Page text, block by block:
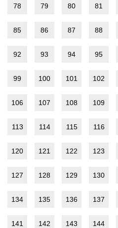
78 79 80 81
85 86 87 88
92 93 94 95
99 100 101 102
106 107 108 109
113 114 115 116
120 121 122 123
127 128 129 130
134 135 136 137
141 142 143 144